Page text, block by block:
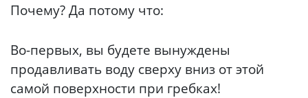
Почему? Да потому что:
Во-первых, вы будете вынуждены
продавливать воду сверху вниз от этой
самой поверхности при гребках!